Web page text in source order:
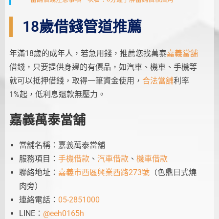
18歲借錢管道推薦
年滿18歲的成年人，若急用錢，推薦您找萬泰嘉義當舖
借錢，只要提供身邊的有價品，如汽車、機車、手機等
就可以抵押借錢，取得一筆資金使用， 合法當舖利率
1%起，低利息還款無壓力。
嘉義萬泰當舖
當舖名稱：嘉義萬泰當舖
服務項目： 手機借款 、 汽車借款 、 機車借款
聯絡地址： 嘉義市西區興業西路273號（色鼎日式燒
肉旁）
連絡電話： 05-2851000
LINE： @eeh0165h